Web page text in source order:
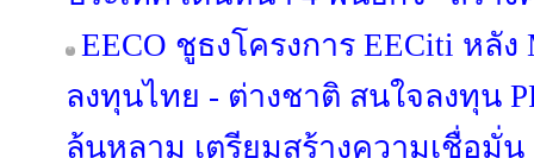
EECO ชูธงโครงการ EECiti หลัง
ลงทุนไทย - ต่างชาติ สนใจลงทุน
ล้นหลาม เตรียมสร้างความเชื่อมั่น